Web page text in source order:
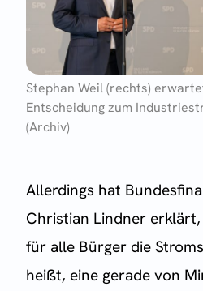
Stephan Weil (rechts)
Entscheidung zum
(Archiv)
Allerdings hat
Christian Lindner
für alle Bürger die
heißt, eine gerade von